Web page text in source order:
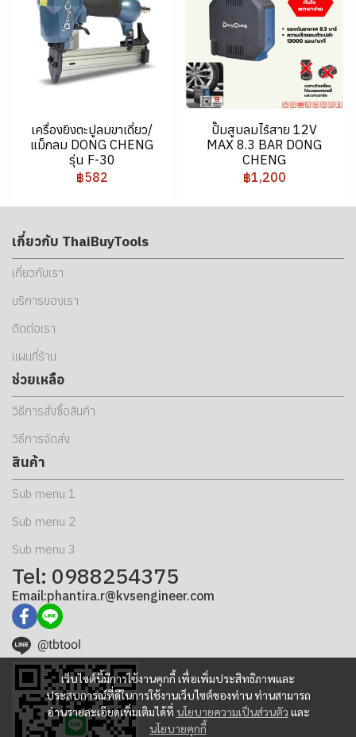
เครื่องยิงตะปูลมขาเดี่ยว/
แม็กลม DONG CHENG
รุ่น F-30
฿582
ปั๊มสูบลมไร้สาย 12V
MAX 8.3 BAR DONG
CHENG
฿1,200
เว็บไซต์นี้มีการใช้งานคุกกี้ เพื่อเพิ่มประสิทธิภาพและ
ประสบการณ์ที่ดีในการใช้งานเว็บไซต์ของท่าน ท่านสามารถ
อ่านรายละเอียดเพิ่มเติมได้ที่ นโยบายความเป็นส่วนตัว และ
นโยบายคุกกี้
เกี่ยวกับ ThaiBuyTools
เกี่ยวกับเรา
บริการของเรา
ติดต่อเรา
แผนที่ร้าน
ช่วยเหลือ
วิธีการสั่งซื้อสินค้า
วิธีการจัดส่ง
สินค้า
Sub menu 1
Sub menu 2
Sub menu 3
Tel: 0988254375
Email:phantira.r@kvsengineer.com
@tbtool